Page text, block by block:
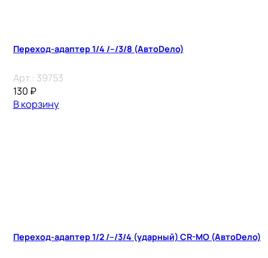
Переход-адаптер 1/4 /–/3/8 (АвтоDело)
Арт.: 39753
130 ₽
В корзину
Переход-адаптер 1/2 /–/3/4 (ударный) CR-MO (АвтоDело)